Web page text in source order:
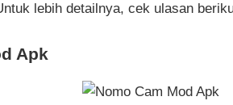
lebih detailnya, cek ulasan
Apk